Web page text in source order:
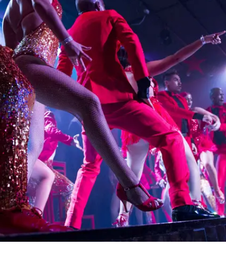
Cedro
CONTACTO DE
557 6534
(57)318 288 63 79
CORREO ELECTRÓNICO: